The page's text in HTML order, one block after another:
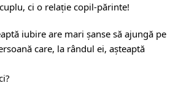
ci o relație copil-părinte!
iubire are mari șanse să ajungă pe
care, la rândul ei, așteaptă